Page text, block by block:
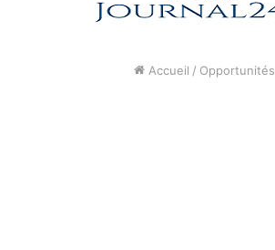
Accueil / Opportunités